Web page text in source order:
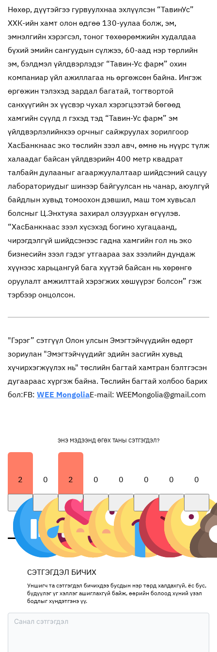
Нөхөр, дүүтэйгээ гурвуулхнаа эхлүүлсэн “ТавинУс”
ХХК-ийн хамт олон өдгөө 130-уулаа болж, эм,
эмнэлгийн хэрэгсэл, тоног төхөөрөмжийн худалдаа
бүхий эмийн сангуудын сүлжээ, 60-аад нэр төрлийн
эм, бэлдмэл үйлдвэрлэдэг “Тавин-Ус фарм” охин
компаниар үйл ажиллагаа нь өргөжсөн байна. Ингэж
өргөжин тэлэхэд зардал багатай, тогтвортой
санхүүгийн эх үүсвэр чухал хэрэгцээтэй бөгөөд
хамгийн сүүлд л гэхэд тэд “Тавин-Ус фарм” эм
үйлдвэрлэлийнхээ орчныг сайжруулах зорилгоор
ХасБанкнаас эко төслийн зээл авч, өмнө нь нүүрс түлж
халаадаг байсан үйлдвэрийн 400 метр квадрат
талбайн дулааныг агааржуулалтаар шийдсэний сацуу
лабораториудыг шинээр байгуулсан нь чанар, аюулгүй
байдлын хувьд томоохон дэвшил, маш том хувьсал
болсныг Ц.Энхтуяа захирал олзуурхан өгүүлэв.
“ХасБанкнаас зээл хүсэхэд богино хугацаанд,
чирэгдэлгүй шийдсэнээс гадна хамгийн гол нь эко
бизнесийн зээл гэдэг утгаараа зах зээлийн дундаж
хүүнээс харьцангуй бага хүүтэй байсан нь хөрөнгө
оруулалт амжилттай хэрэгжих хөшүүрэг болсон” гэж
тэрбээр онцолсон.
"Гэрэг” сэтгүүл Олон улсын Эмэгтэйчүүдийн өдөрт
зориулан "Эмэгтэйчүүдийг эдийн засгийн хувьд
хүчирхэгжүүлэх нь" төслийн багтай хамтран бэлтгэсэн
дугаараас хүргэж байна. Төслийн багтай холбоо барих
бол:FB: WEE MongoliaE-mail: WEEMongolia@gmail.com
ЭНЭ МЭДЭЭНД ӨГӨХ ТАНЫ СЭТГЭГДЭЛ?
2 0 2 0 0 0 0 0
СЭТГЭГДЭЛ БИЧИХ
Уншигч та сэтгэгдэл бичихдээ бусдын нэр төрд халдахгүй, ёс бус,
бүдүүлэг үг хэллэг ашиглахгүй байж, өөрийн болоод хүний үзэл
бодлыг хүндэтгэнэ үү.